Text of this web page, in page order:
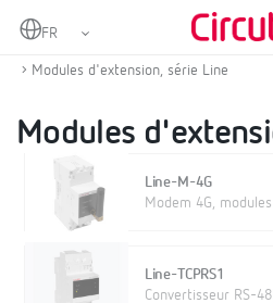
Home
IoT industriel et
Modules d'extension, série Line
Modules
Line-M-4G
Modem 4G,
Line-TCPRS1
Convertisseur RS-